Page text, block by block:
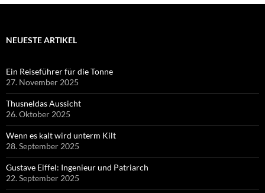
NEUESTE ARTIKEL
Ein Reiseführer für die Tonne
27. November 2025
Thusneldas Aussicht
26. Oktober 2025
Wenn es kalt wird unterm Kilt
28. September 2025
Gustave Eiffel: Ingenieur und Patriarch
22. September 2025